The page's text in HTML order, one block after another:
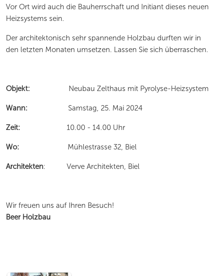
Vor Ort wird auch die Bauherrschaft und Initiant dieses neuen
Heizsystems sein.
Der architektonisch sehr spannende Holzbau durften wir in
den letzten Monaten umsetzen. Lassen Sie sich überraschen.
Objekt: Neubau Zelthaus mit Pyrolyse-Heizsystem
Wann: Samstag, 25. Mai 2024
Zeit: 10.00 - 14.00 Uhr
Wo: Mühlestrasse 32, Biel
Architekten: Verve Architekten, Biel
Wir freuen uns auf Ihren Besuch!
Beer Holzbau